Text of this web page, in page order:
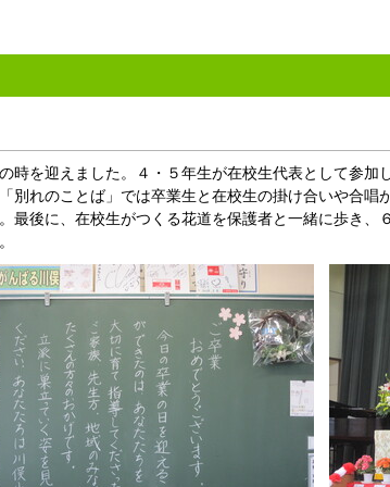
を迎えました。４・５年生が在校生代表として参加
別れのことば」では卒業生と在校生の掛け合いや合唱
最後に、在校生がつくる花道を保護者と一緒に歩き、